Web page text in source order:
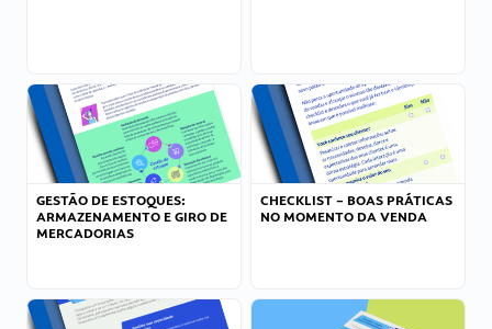
GESTÃO DE ESTOQUES:
ARMAZENAMENTO E GIRO DE
MERCADORIAS
CHECKLIST – BOAS PRÁTICAS
NO MOMENTO DA VENDA